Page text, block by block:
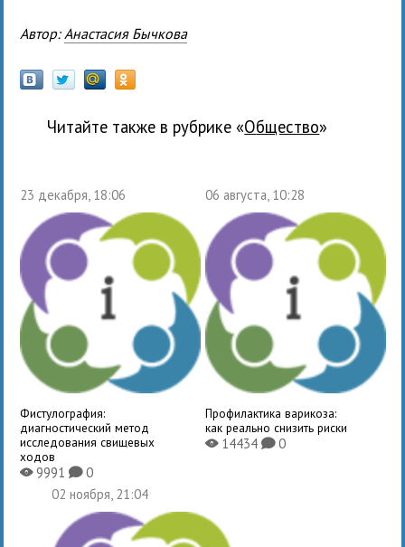
Автор: Анастасия Бычкова
Читайте также в рубрике « общество»
23 декабря, 18:06
Фистулография:
диагностический метод
исследования свищевых
ходов
X9991K0
06 августа, 10:28
Профилактика варикоза:
как реально снизить риски
X14434 K0
02 ноября, 21:04